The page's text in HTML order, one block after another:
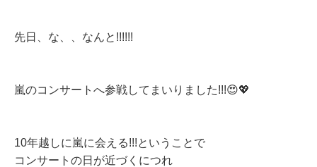
先日、な、、なんと!!!!!!
嵐のコンサートへ参戦してまいりました!!!😍💖
10年越しに嵐に会える!!!ということで
コンサートの日が近づくにつれ